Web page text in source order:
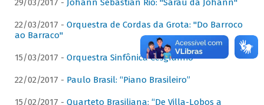
29/03/2017 - Johann Sebastian Rio: "Sarau da Johann"
22/03/2017 - Orquestra de Cordas da Grota: "Do Barroco
ao Barraco"
15/03/2017 - Orquestra Sinfônica Cesgranrio
22/02/2017 - Paulo Brasil: “Piano Brasileiro”
15/02/2017 - Quarteto Brasiliana: “De Villa-Lobos a